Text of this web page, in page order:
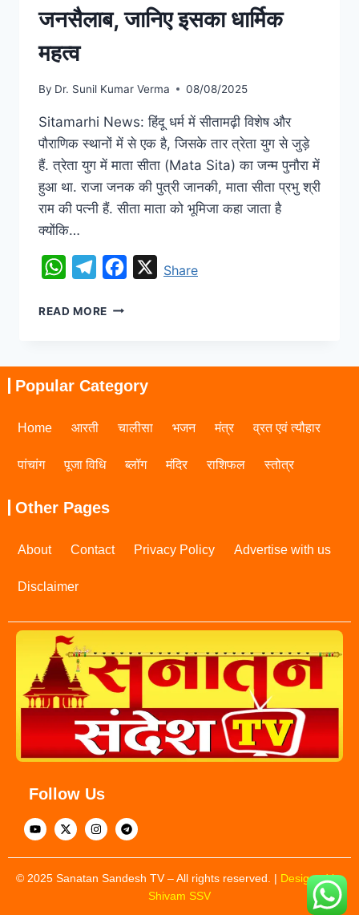
जनसैलाब, जानिए इसका धार्मिक
महत्व
By Dr. Sunil Kumar Verma 08/08/2025
Sitamarhi News: हिंदू धर्म में सीतामढ़ी विशेष और
पौराणिक स्थानों में से एक है, जिसके तार त्रेता युग से जुड़े
हैं. त्रेता युग में माता सीता (Mata Sita) का जन्म पुनौरा में
हुआ था. राजा जनक की पुत्री जानकी, माता सीता प्रभु श्री
राम की पत्नी हैं. सीता माता को भूमिजा कहा जाता है
क्योंकि…
WhatsAppTelegramFacebook
XShare
READ MORE
Popular Category
Home आरती चालीसा भजन मंत्र व्रत एवं त्यौहार
पांचांग पूजा विधि ब्लॉग मंदिर राशिफल स्तोत्र
Other Pages
About Contact Privacy Policy Advertise with us
Disclaimer
Follow Us
© 2025 Sanatan Sandesh TV – All rights reserved. | Designed by
Shivam SSV